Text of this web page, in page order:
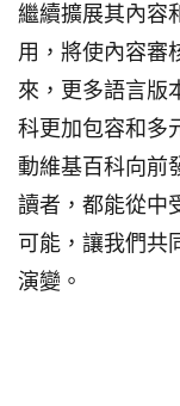
繼續擴展其內容
用，將使內容審
來，更多語言版
科更加包容和多
動維基百科向前
讀者，都能從中
可能，讓我們共
演變。